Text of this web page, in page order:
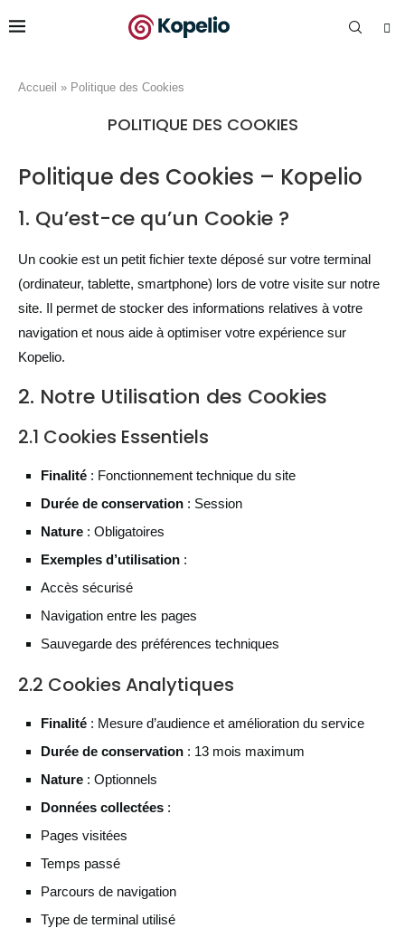
Accueil » Politique des Cookies
POLITIQUE DES COOKIES
Politique des Cookies – Kopelio
1. Qu’est-ce qu’un Cookie ?
Un cookie est un petit fichier texte déposé sur votre terminal
(ordinateur, tablette, smartphone) lors de votre visite sur notre
site. Il permet de stocker des informations relatives à votre
navigation et nous aide à optimiser votre expérience sur
Kopelio.
2. Notre Utilisation des Cookies
2.1 Cookies Essentiels
Finalité : Fonctionnement technique du site
Durée de conservation : Session
Nature : Obligatoires
Exemples d’utilisation :
Accès sécurisé
Navigation entre les pages
Sauvegarde des préférences techniques
2.2 Cookies Analytiques
Finalité : Mesure d’audience et amélioration du service
Durée de conservation : 13 mois maximum
Nature : Optionnels
Données collectées :
Pages visitées
Temps passé
Parcours de navigation
Type de terminal utilisé